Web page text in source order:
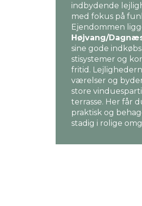
indbydende
med fokus på
Ejendommen
Højvang/
sine gode
stisystemer og
fritid.
værelser og
store
terrasse. Her får
praktisk og
stadig i rolige